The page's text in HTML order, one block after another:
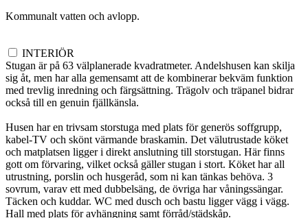
Kommunalt vatten och avlopp.
INTERIÖR
Stugan är på 63 välplanerade kvadratmeter. Andelshusen kan skilja
sig åt, men har alla gemensamt att de kombinerar bekväm funktion
med trevlig inredning och färgsättning. Trägolv och träpanel bidrar
också till en genuin fjällkänsla.
Husen har en trivsam storstuga med plats för generös soffgrupp,
kabel-TV och skönt värmande braskamin. Det välutrustade köket
och matplatsen ligger i direkt anslutning till storstugan. Här finns
gott om förvaring, vilket också gäller stugan i stort. Köket har all
utrustning, porslin och husgeråd, som ni kan tänkas behöva. 3
sovrum, varav ett med dubbelsäng, de övriga har våningssängar.
Täcken och kuddar. WC med dusch och bastu ligger vägg i vägg.
Hall med plats för avhängning samt förråd/städskåp.